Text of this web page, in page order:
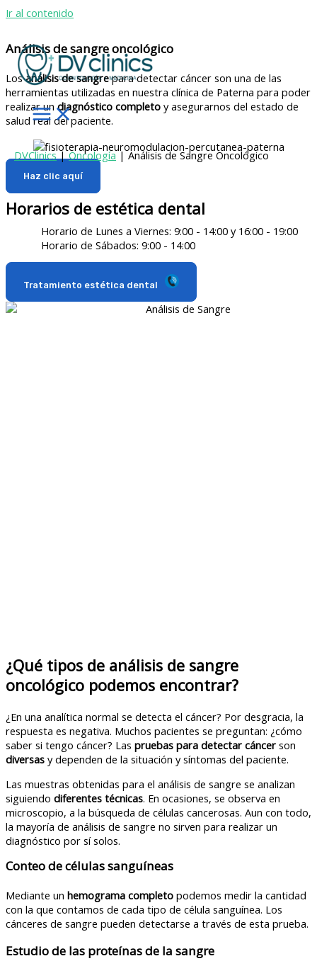
Ir al contenido
DVClinics|Oncología|Análisis de Sangre Oncológico
Análisis de sangre oncológico
Losanálisis de sangrepara detectar cáncer son una de las
herramientas utilizadas en nuestra clínica de Paterna para poder
realizar undiagnóstico completo y asegurarnos del estado de
salud real del paciente.
Haz clic aquí
Horarios de estética dental
Horario de Lunes a Viernes: 9:00 - 14:00 y 16:00 - 19:00
Horario de Sábados: 9:00 - 14:00
Tratamiento estética dental
¿Qué tipos de análisis de sangre
oncológico podemos encontrar?
¿En una analítica normal se detecta el cáncer? Por desgracia, la
respuesta es negativa. Muchos pacientes se preguntan: ¿cómo
saber si tengo cáncer? Las pruebas para detectar cáncer son
diversas y dependen de la situación y síntomas del paciente.
Las muestras obtenidas para el análisis de sangre se analizan
siguiendo diferentes técnicas. En ocasiones, se observa en
microscopio, a la búsqueda de células cancerosas. Aun con todo,
la mayoría de análisis de sangre no sirven para realizar un
diagnóstico por sí solos.
Conteo de células sanguíneas
Mediante un hemograma completo podemos medir la cantidad
con la que contamos de cada tipo de célula sanguínea. Los
cánceres de sangre pueden detectarse a través de esta prueba.
Estudio de las proteínas de la sangre